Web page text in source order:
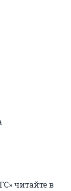
читайте в